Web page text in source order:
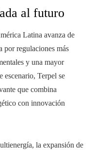
al futuro
Latina avanza de
por regulaciones más
y una mayor
escenario, Terpel se
que combina
con innovación
la expansión de